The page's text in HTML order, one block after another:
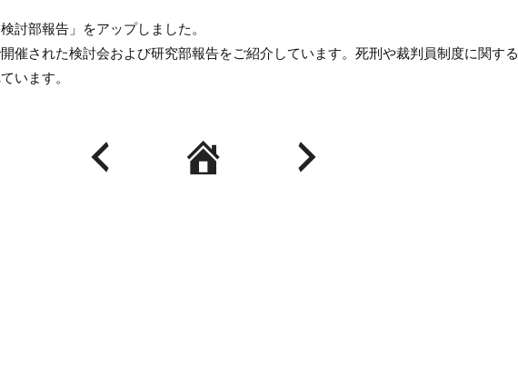
討部報告」をアップしました。
催された検討会および研究部報告をご紹介しています。死刑や裁判員制度に関する
います。